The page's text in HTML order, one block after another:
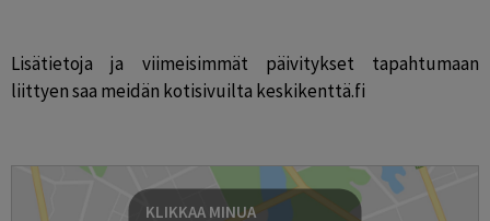
Lisätietoja ja viimeisimmät päivitykset tapahtumaan
liittyen saa meidän kotisivuilta keskikenttä.fi
KLIKKAA MINUA